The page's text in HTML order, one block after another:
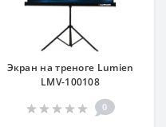
Экран на треноге Lumien
LMV-100108
0